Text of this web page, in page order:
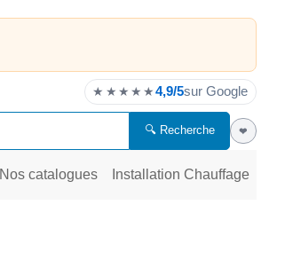
★★★★★4,9/5sur Google
🔍 Recherche ❤
Nos catalogues Installation Chauffage